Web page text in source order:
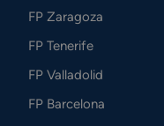
FP Zaragoza
FP Tenerife
FP Valladolid
FP Barcelona